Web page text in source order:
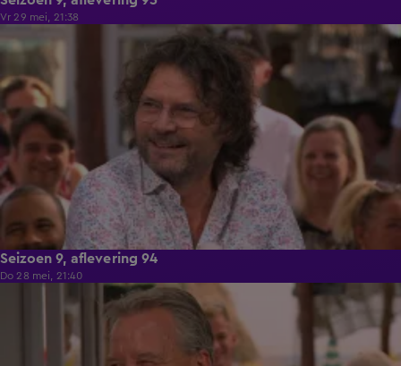
Vr 29 mei, 21:38
Seizoen 9, aflevering 94
Do 28 mei, 21:40